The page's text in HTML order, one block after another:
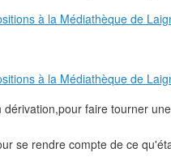
faire tourner
se rendre compte de ce